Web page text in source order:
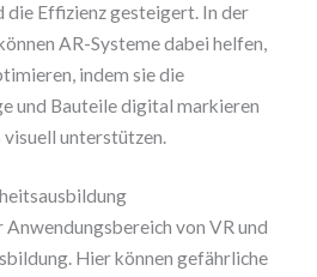
die Effizienz gesteigert. In der
AR-Systeme dabei helfen,
indem sie die
und Bauteile digital markieren
unterstützen.
von VR und
Hier können gefährliche